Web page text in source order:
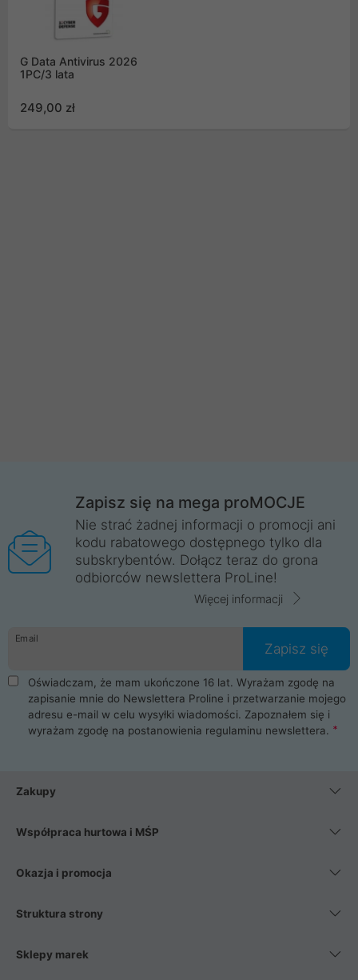
G Data Antivirus 2026
1PC/3 lata
249,00 zł
Zapisz się na mega proMOCJE
Nie strać żadnej informacji o promocji ani
kodu rabatowego dostępnego tylko dla
subskrybentów. Dołącz teraz do grona
odbiorców newslettera ProLine!
Więcej informacji
Email
Zapisz się
Oświadczam, że mam ukończone 16 lat. Wyrażam zgodę na
zapisanie mnie do Newslettera Proline i przetwarzanie mojego
adresu e-mail w celu wysyłki wiadomości. Zapoznałem się i
wyrażam zgodę na postanowienia regulaminu newslettera.
Zakupy
Współpraca hurtowa i MŚP
Okazja i promocja
Struktura strony
Sklepy marek